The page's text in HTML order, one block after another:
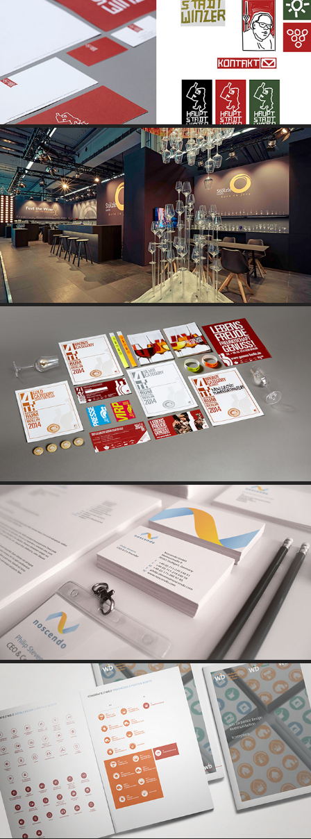
HAUPTSTADTWINZER - DANIEL MAIER
STÖLZLE LAUSITZ - BORN IN FIRE
GERMAN RUM FESTIVAL - THE COLOR OF RUM
NOSCENDO
WIB - WEISSENSEER INTEGRATIONSBETRIEBE / CD